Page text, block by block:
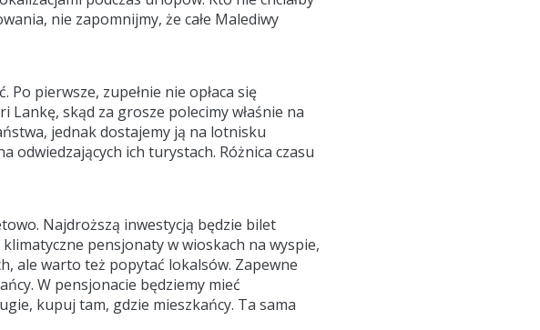
nie zapomnijmy, że całe Malediwy
pierwsze, zupełnie nie opłaca się
skąd za grosze polecimy właśnie na
jednak dostajemy ją na lotnisku
odwiedzających ich turystach. Różnica czasu
Najdroższą inwestycją będzie bilet
pensjonaty w wioskach na wyspie,
ale warto też popytać lokalsów. Zapewne
W pensjonacie będziemy mieć
kupuj tam, gdzie mieszkańcy. Ta sama